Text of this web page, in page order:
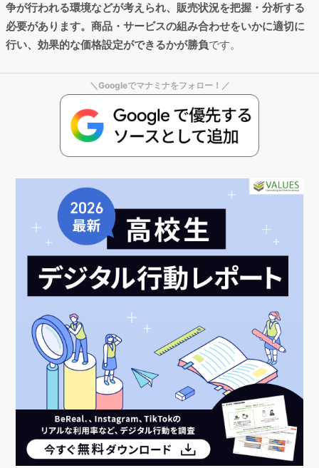
争が行われる環境などが考えられ、販売状況を把握・分析する
必要があります。商品・サービスの組み合わせをいかに適切に
行い、効果的な価格設定ができるかが勝負です。
＼Googleでマナミナをフォロー！／